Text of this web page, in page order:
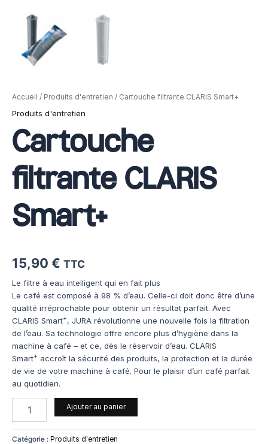
Accueil / Produits d'entretien / Cartouche filtrante CLARIS Smart+
Produits d'entretien
Cartouche
filtrante CLARIS
Smart+
15,90 € TTC
Le filtre à eau intelligent qui en fait plus
Le café est composé à 98 % d’eau. Celle-ci doit donc être d’une
qualité irréprochable pour obtenir un résultat parfait. Avec
CLARIS Smart+, JURA révolutionne une nouvelle fois la filtration
de l’eau. Sa technologie offre encore plus d’hygiène dans la
machine à café – et ce, dès le réservoir d’eau. CLARIS
Smart+ accroît la sécurité des produits, la protection et la durée
de vie de votre machine à café. Pour le plaisir d’un café parfait
au quotidien.
Ajouter au panier
Catégorie : Produits d'entretien